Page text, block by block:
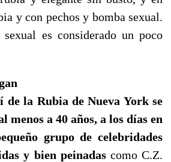
y con pechos y bomba sexual.
es considerado un poco
de la Rubia de Nueva York se
menos a 40 años, a los días en
grupo de celebridades
y bien peinadascomo C.Z.